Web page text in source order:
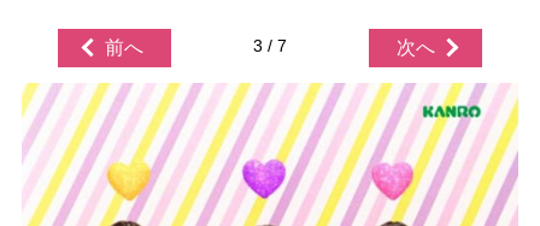
前へ 3 / 7 次へ